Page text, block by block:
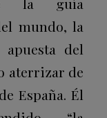
la guía
mundo, la
del
aterrizar de
España. Él